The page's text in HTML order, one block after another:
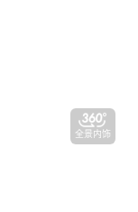
全景内饰